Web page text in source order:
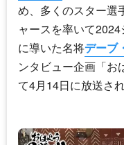
め、多くのスター選
ャースを率いて
に導いた名将デーブ
ンタビュー企画「お
て4月14日に放送され